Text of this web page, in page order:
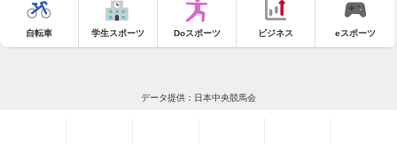
自転車 学生スポーツ Doスポーツ ビジネス eスポーツ
データ提供：日本中央競馬会